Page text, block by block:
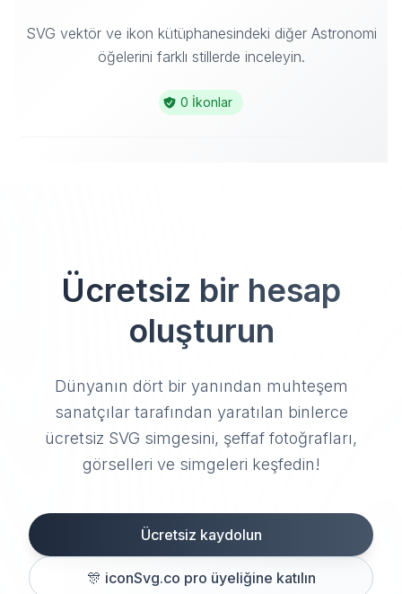
SVG vektör ve ikon kütüphanesindeki diğer Astronomi
öğelerini farklı stillerde inceleyin.
0 İkonlar
Ücretsiz bir hesap
oluşturun
Dünyanın dört bir yanından muhteşem
sanatçılar tarafından yaratılan binlerce
ücretsiz SVG simgesini, şeffaf fotoğrafları,
görselleri ve simgeleri keşfedin!
Ücretsiz kaydolun
🎊 iconSvg.co pro üyeliğine katılın